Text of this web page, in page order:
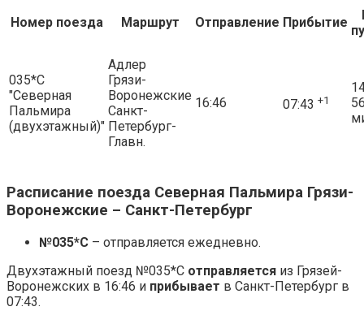
Номер поезда Маршрут Отправление Прибытие
035*С
"Северная
Пальмира
(двухэтажный)"
Адлер
Грязи-
Воронежские
Санкт-
Петербург-
Главн.
16:46 07:43 +1
Расписание поезда Северная Пальмира Грязи-
Воронежские – Санкт-Петербург
№035*С – отправляется ежедневно.
Двухэтажный поезд №035*С отправляется из Грязей-
Воронежских в 16:46 и прибывает в Санкт-Петербург в
07:43.